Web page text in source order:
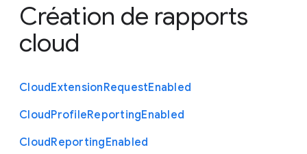
Création de rapports
cloud
CloudExtensionRequestEnabled
CloudProfileReportingEnabled
CloudReportingEnabled